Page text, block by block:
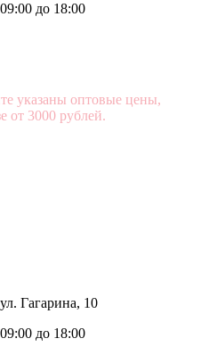
до 18:00
указаны оптовые цены,
от 3000 рублей.
Гагарина, 10
до 18:00